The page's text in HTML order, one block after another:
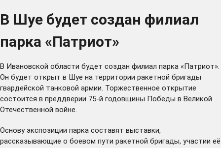
В Шуе будет создан филиал
парка «Патриот»
В Ивановской области будет создан филиал парка «Патриот».
Он будет открыт в Шуе на территории ракетной бригады
гвардейской танковой армии. Торжественное открытие
состоится в преддверии 75-й годовщины Победы в Великой
Отечественной войне.
Основу экспозиции парка составят выставки,
рассказывающие о боевом пути ракетной бригады, участии её